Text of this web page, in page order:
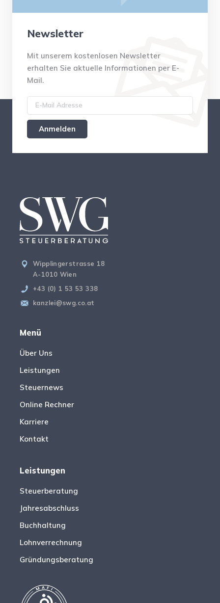
Newsletter
Mit unserem kostenlosen Newsletter
erhalten Sie aktuelle Informationen per E-
Mail.
Wipplingerstrasse 18
A-1010 Wien
+43 (0) 1 53 53 338
kanzlei@swg.co.at
Menü
Über Uns
Leistungen
Steuernews
Online Rechner
Karriere
Kontakt
Leistungen
Steuerberatung
Jahresabschluss
Buchhaltung
Lohnverrechnung
Gründungsberatung